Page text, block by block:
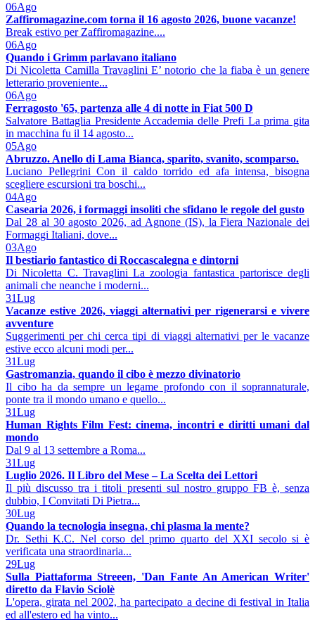
06Ago
Zaffiromagazine.com torna il 16 agosto 2026, buone vacanze!
Break estivo per Zaffiromagazine....
06Ago
Quando i Grimm parlavano italiano
Di Nicoletta Camilla Travaglini E’ notorio che la fiaba è un genere
letterario proveniente...
06Ago
Ferragosto '65, partenza alle 4 di notte in Fiat 500 D
Salvatore Battaglia Presidente Accademia delle Prefi La prima gita
in macchina fu il 14 agosto...
05Ago
Abruzzo. Anello di Lama Bianca, sparito, svanito, scomparso.
Luciano Pellegrini Con il caldo torrido ed afa intensa, bisogna
scegliere escursioni tra boschi...
04Ago
Casearia 2026, i formaggi insoliti che sfidano le regole del gusto
Dal 28 al 30 agosto 2026, ad Agnone (IS), la Fiera Nazionale dei
Formaggi Italiani, dove...
03Ago
Il bestiario fantastico di Roccascalegna e dintorni
Di Nicoletta C. Travaglini La zoologia fantastica partorisce degli
animali che neanche i moderni...
31Lug
Vacanze estive 2026, viaggi alternativi per rigenerarsi e vivere
avventure
Suggerimenti per chi cerca tipi di viaggi alternativi per le vacanze
estive ecco alcuni modi per...
31Lug
Gastromanzia, quando il cibo è mezzo divinatorio
Il cibo ha da sempre un legame profondo con il soprannaturale,
ponte tra il mondo umano e quello...
31Lug
Human Rights Film Fest: cinema, incontri e diritti umani dal
mondo
Dal 9 al 13 settembre a Roma...
31Lug
Luglio 2026. Il Libro del Mese – La Scelta dei Lettori
Il più discusso tra i titoli presenti sul nostro gruppo FB è, senza
dubbio, I Convitati Di Pietra...
30Lug
Quando la tecnologia insegna, chi plasma la mente?
Dr. Sethi K.C. Nel corso del primo quarto del XXI secolo si è
verificata una straordinaria...
29Lug
Sulla Piattaforma Streeen, 'Dan Fante An American Writer'
diretto da Flavio Sciolè
L'opera, girata nel 2002, ha partecipato a decine di festival in Italia
ed all'estero ed ha vinto...